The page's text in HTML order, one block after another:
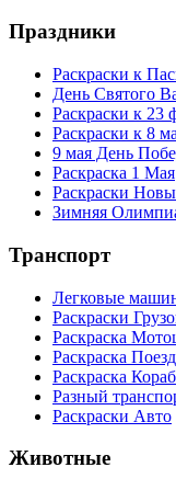
Праздники
Раскраски к
День Святого
Раскраски к 23
Раскраски к 8
9 мая День
Раскраска 1 Мая
Раскраски
Зимняя
Транспорт
Легковые
Раскраски
Раскраска
Раскраска Поезд
Раскраска
Разный
Раскраски Авто
Животные